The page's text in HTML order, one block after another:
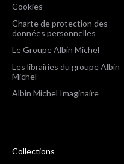
Cookies
Charte de protection des
données personnelles
Le Groupe Albin Michel
Les librairies du groupe Albin
Michel
Albin Michel Imaginaire
Collections